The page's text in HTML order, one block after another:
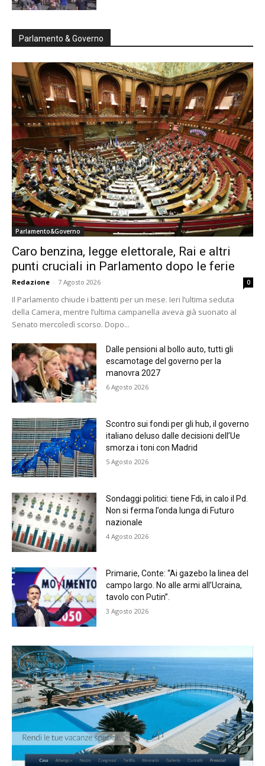
Parlamento & Governo
Parlamento&Governo
Caro benzina, legge elettorale, Rai e altri
punti cruciali in Parlamento dopo le ferie
Redazione - 7 Agosto 2026 0
Il Parlamento chiude i battenti per un mese. Ieri l’ultima seduta
della Camera, mentre l’ultima campanella aveva già suonato al
Senato mercoledì scorso. Dopo...
Dalle pensioni al bollo auto, tutti gli
escamotage del governo per la
manovra 2027
6 Agosto 2026
Scontro sui fondi per gli hub, il governo
italiano deluso dalle decisioni dell’Ue
smorza i toni con Madrid
5 Agosto 2026
Sondaggi politici: tiene Fdi, in calo il Pd.
Non si ferma l’onda lunga di Futuro
nazionale
4 Agosto 2026
Primarie, Conte: “Ai gazebo la linea del
campo largo. No alle armi all’Ucraina,
tavolo con Putin”.
3 Agosto 2026